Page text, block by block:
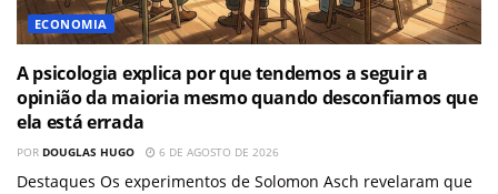
ECONOMIA
A psicologia explica por que tendemos a seguir a
opinião da maioria mesmo quando desconfiamos que
ela está errada
POR DOUGLAS HUGO 6 DE AGOSTO DE 2026
Destaques Os experimentos de Solomon Asch revelaram que